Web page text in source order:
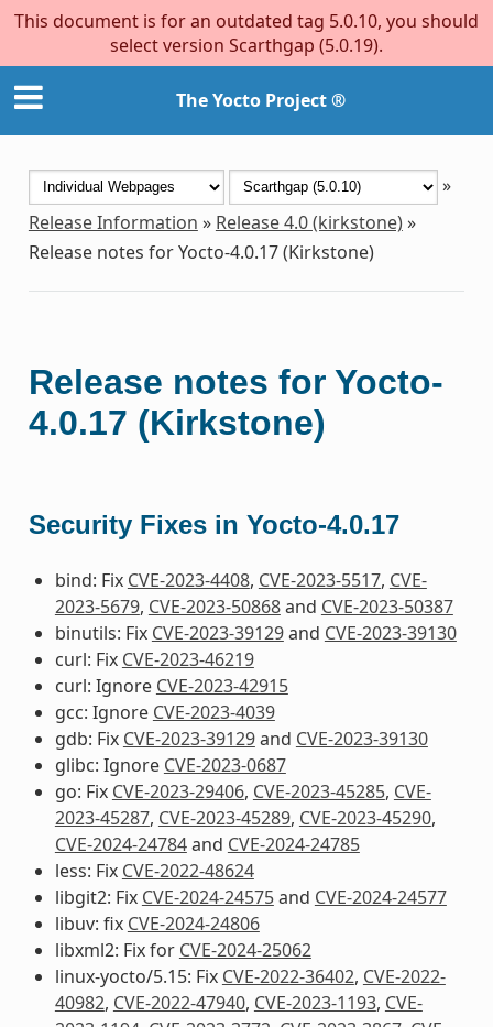
This document is for an outdated tag 5.0.10, you should
select version Scarthgap (5.0.19).
The Yocto Project ®
»
Release Information » Release 4.0 (kirkstone)»
Release notes for Yocto-4.0.17 (Kirkstone)
Release notes for Yocto-
4.0.17 (Kirkstone)
Security Fixes in Yocto-4.0.17
bind: Fix CVE-2023-4408, CVE-2023-5517, CVE-
2023-5679, CVE-2023-50868and CVE-2023-50387
binutils: Fix CVE-2023-39129and CVE-2023-39130
curl: Fix CVE-2023-46219
curl: Ignore CVE-2023-42915
gcc: Ignore CVE-2023-4039
gdb: Fix CVE-2023-39129and CVE-2023-39130
glibc: Ignore CVE-2023-0687
go: Fix CVE-2023-29406, CVE-2023-45285, CVE-
2023-45287, CVE-2023-45289, CVE-2023-45290,
CVE-2024-24784and CVE-2024-24785
less: Fix CVE-2022-48624
libgit2: Fix CVE-2024-24575and CVE-2024-24577
libuv: fix CVE-2024-24806
libxml2: Fix for CVE-2024-25062
linux-yocto/5.15: Fix CVE-2022-36402, CVE-2022-
40982, CVE-2022-47940, CVE-2023-1193, CVE-